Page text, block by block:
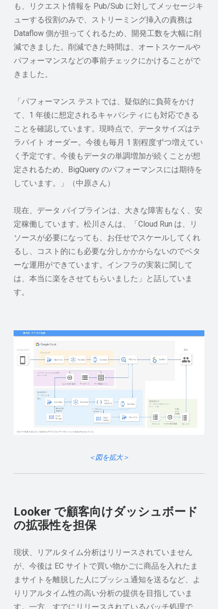
も、リクエスト情報を Pub/Sub に対してメッセージキ
ューする役割のみで、ストリーミング挿入の責務は
Dataflow 側が担ってくれるため、開発工数を大幅に削
減できました。削減できた時間は、オートスケールや
パフォーマンスなどの事前チェックにかけることがで
きました。
「パフォーマンス テストでは、疑似的に負荷をかけ
て、1 年後に想定されるキャパシティにも対応できる
ことを確認しています。現時点で、データサイズはテ
ラバイト オーダー。今後も毎月 1 割程度ずつ増えてい
く予定です。今後もデータの単調増加が続くことが想
定されるため、BigQuery のパフォーマンスには期待を
しています。」（中原さん）
現在、データ パイプラインは、大きな障害もなく、安
定稼働しています。松川さんは、「Cloud Run は、リ
ソースが必要になっても、お任せでスケールしてくれ
るし、コスト的にも必要な分しかかからないのでベタ
ーな運用ができています。インフラの実装に関して
は、本当に楽をさせてもらいました」と話していま
す。
＜図を拡大＞
Looker で顧客向けダッシュボード
の拡張性を担保
現状、リアルタイム分析はリリースされていません
が、今後は EC サイトで買い物かごに商品を入れたま
まサイトを離脱した人にプッシュ通知を送るなど、よ
りリアルタイム性の高い分析の提供を目指していま
す。一方、すでにリリースされているバッチ処理で